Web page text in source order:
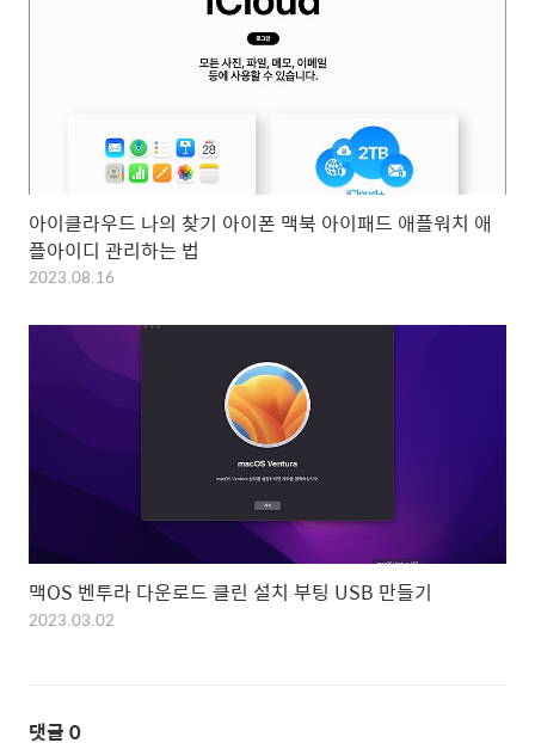
아이클라우드 나의 찾기 아이폰 맥북 아이패드 애플워치 애
플아이디 관리하는 법
2023.08.16
맥OS 벤투라 다운로드 클린 설치 부팅 USB 만들기
2023.03.02
댓글 0